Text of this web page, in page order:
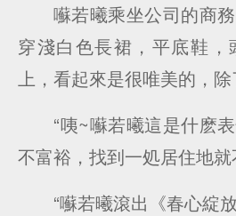
囌若曦乘坐公司的商
穿淺白色長裙，平底鞋
上，看起來是很唯美的，除
“咦~囌若曦這是什麽
不富裕，找到一処居住地就
“囌若曦滾出《春心綻